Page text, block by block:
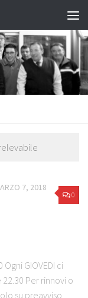
0
7, 2018
GIOVEDI ci
Per rinnovi o
su preavviso